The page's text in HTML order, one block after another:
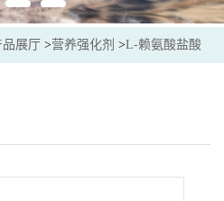
品展厅 >营养强化剂 >L-赖氨酸盐酸